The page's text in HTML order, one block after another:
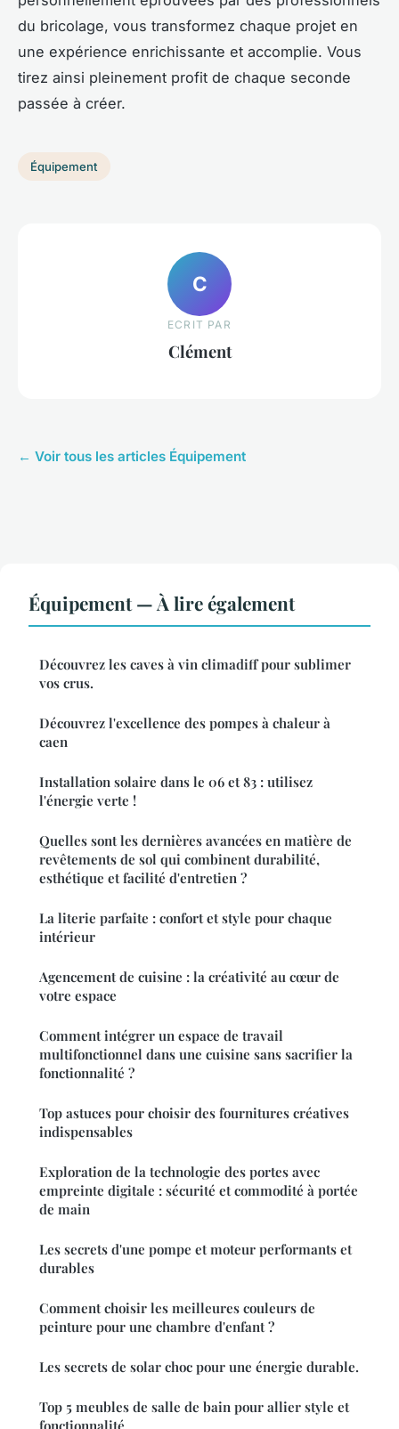
du bricolage, vous transformez chaque projet en
une expérience enrichissante et accomplie. Vous
tirez ainsi pleinement profit de chaque seconde
passée à créer.
Équipement
C
ECRIT PAR
Clément
← Voir tous les articles Équipement
Équipement — À lire également
Découvrez les caves à vin climadiff pour sublimer
vos crus.
Découvrez l'excellence des pompes à chaleur à
caen
Installation solaire dans le 06 et 83 : utilisez
l'énergie verte !
Quelles sont les dernières avancées en matière de
revêtements de sol qui combinent durabilité,
esthétique et facilité d'entretien ?
La literie parfaite : confort et style pour chaque
intérieur
Agencement de cuisine : la créativité au cœur de
votre espace
Comment intégrer un espace de travail
multifonctionnel dans une cuisine sans sacrifier la
fonctionnalité ?
Top astuces pour choisir des fournitures créatives
indispensables
Exploration de la technologie des portes avec
empreinte digitale : sécurité et commodité à portée
de main
Les secrets d'une pompe et moteur performants et
durables
Comment choisir les meilleures couleurs de
peinture pour une chambre d'enfant ?
Les secrets de solar choc pour une énergie durable.
Top 5 meubles de salle de bain pour allier style et